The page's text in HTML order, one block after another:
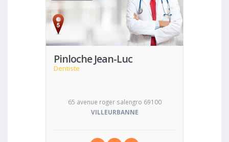
Pinloche Jean-Luc
Dentiste
Voir
65 avenue roger salengro 69100
VILLEURBANNE